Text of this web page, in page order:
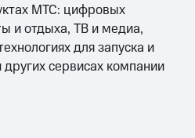
МТС: цифровых
и отдыха, ТВ и медиа,
для запуска и
сервисах компании